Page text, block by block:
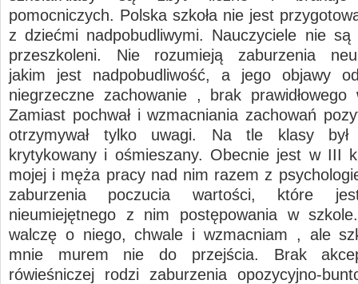
pomocniczych. Polska szkoła nie jest
z dziećmi nadpobudliwymi. Nauczyciele nie są
przeszkoleni. Nie rozumieją zaburzenia
jakim jest nadpobudliwość, a jego objawy
niegrzeczne zachowanie , brak prawidłowego
Zamiast pochwał i wzmacniania zachowań
otrzymywał tylko uwagi. Na tle klasy był
krytykowany i ośmieszany. Obecnie jest w III
mojej i męża pracy nad nim razem z
zaburzenia poczucia wartości, które
nieumiejętnego z nim postępowania w
walczę o niego, chwale i wzmacniam , ale
mnie murem nie do przejścia. Brak
rówieśniczej rodzi zaburzenia opozycyjno-